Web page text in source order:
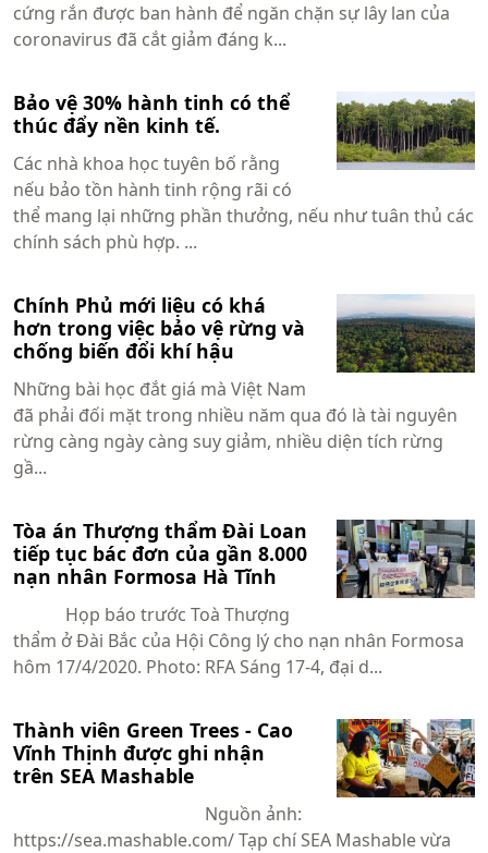
cứng rắn được ban hành để ngăn chặn sự lây lan của
coronavirus đã cắt giảm đáng k...
Bảo vệ 30% hành tinh có thể
thúc đẩy nền kinh tế.
Các nhà khoa học tuyên bố rằng
nếu bảo tồn hành tinh rộng rãi có
thể mang lại những phần thưởng, nếu như tuân thủ các
chính sách phù hợp. ...
Chính Phủ mới liệu có khá
hơn trong việc bảo vệ rừng và
chống biến đổi khí hậu
Những bài học đắt giá mà Việt Nam
đã phải đối mặt trong nhiều năm qua đó là tài nguyên
rừng càng ngày càng suy giảm, nhiều diện tích rừng
gầ...
Tòa án Thượng thẩm Đài Loan
tiếp tục bác đơn của gần 8.000
nạn nhân Formosa Hà Tĩnh
Họp báo trước Toà Thượng
thẩm ở Đài Bắc của Hội Công lý cho nạn nhân Formosa
hôm 17/4/2020. Photo: RFA Sáng 17-4, đại d...
Thành viên Green Trees - Cao
Vĩnh Thịnh được ghi nhận
trên SEA Mashable
Nguồn ảnh:
https://sea.mashable.com/ Tạp chí SEA Mashable vừa